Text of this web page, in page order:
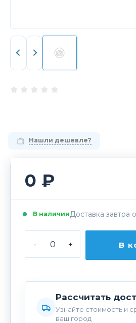
Нашли дешевле?
0 ₽
В наличииДоставка завтра
- + В
Рассчитать
Узнайте стоимость и
ваш город